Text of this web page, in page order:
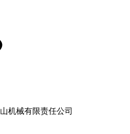
机械有限责任公司